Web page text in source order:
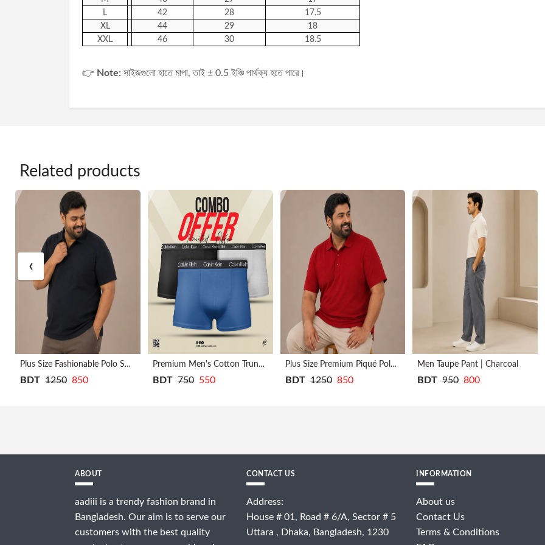
L
42 28
17.5
XL
44 29
18
XXL
46 30 18.5
👉 Note: সাইজগুলো হাতে মাপা, তাই ± 0.5 ইঞ্চি পার্থক্য হতে পারে।
Related products
Plus Size Fashionable Polo Shirt - Black Premium Men's Cotton Trunk Boxer-CK
BDT 750
Plus Size Premium Piqué Polo Shirt | Red Wine
BDT
Men Taupe Pant | Charcoal
BDT 950
Men Taupe Pant |
BDT
‹
ABOUT
aadiii is a trendy fashion brand in
Bangladesh. Our aim is to serve our
customers with the best quality
CONTACT US
Address:
House # 01, Road # 6/A, Sector # 5
Uttara , Dhaka, Bangladesh, 1230
INFORMATION
About us
Contact Us
Terms & Conditions